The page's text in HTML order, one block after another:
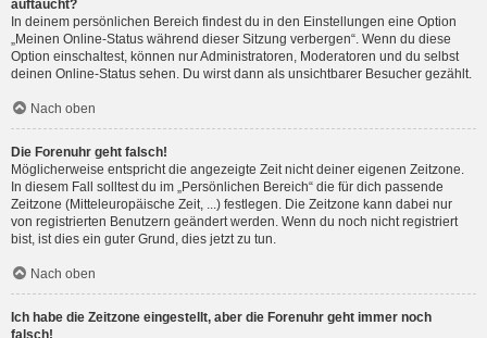
auftaucht?
In deinem persönlichen Bereich findest du in den Einstellungen eine Option
„Meinen Online-Status während dieser Sitzung verbergen“. Wenn du diese
Option einschaltest, können nur Administratoren, Moderatoren und du selbst
deinen Online-Status sehen. Du wirst dann als unsichtbarer Besucher gezählt.
Nach oben
Die Forenuhr geht falsch!
Möglicherweise entspricht die angezeigte Zeit nicht deiner eigenen Zeitzone.
In diesem Fall solltest du im „Persönlichen Bereich“ die für dich passende
Zeitzone (Mitteleuropäische Zeit, ...) festlegen. Die Zeitzone kann dabei nur
von registrierten Benutzern geändert werden. Wenn du noch nicht registriert
bist, ist dies ein guter Grund, dies jetzt zu tun.
Nach oben
Ich habe die Zeitzone eingestellt, aber die Forenuhr geht immer noch
falsch!